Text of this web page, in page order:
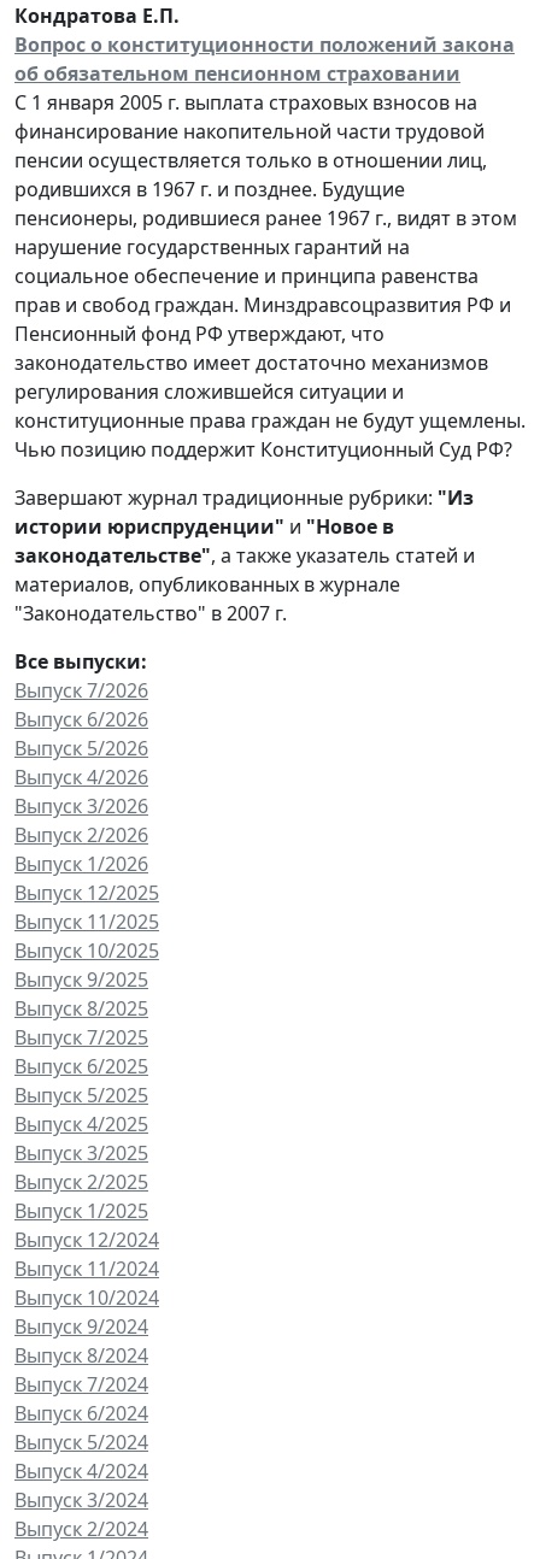
Кондратова Е.П.
Вопрос о конституционности положений закона
об обязательном пенсионном страховании
С 1 января 2005 г. выплата страховых взносов на
финансирование накопительной части трудовой
пенсии осуществляется только в отношении лиц,
родившихся в 1967 г. и позднее. Будущие
пенсионеры, родившиеся ранее 1967 г., видят в этом
нарушение государственных гарантий на
социальное обеспечение и принципа равенства
прав и свобод граждан. Минздравсоцразвития РФ и
Пенсионный фонд РФ утверждают, что
законодательство имеет достаточно механизмов
регулирования сложившейся ситуации и
конституционные права граждан не будут ущемлены.
Чью позицию поддержит Конституционный Суд РФ?
Завершают журнал традиционные рубрики: "Из
истории юриспруденции" и "Новое в
законодательстве", а также указатель статей и
материалов, опубликованных в журнале
"Законодательство" в 2007 г.
Все выпуски:
Выпуск 7/2026
Выпуск 6/2026
Выпуск 5/2026
Выпуск 4/2026
Выпуск 3/2026
Выпуск 2/2026
Выпуск 1/2026
Выпуск 12/2025
Выпуск 11/2025
Выпуск 10/2025
Выпуск 9/2025
Выпуск 8/2025
Выпуск 7/2025
Выпуск 6/2025
Выпуск 5/2025
Выпуск 4/2025
Выпуск 3/2025
Выпуск 2/2025
Выпуск 1/2025
Выпуск 12/2024
Выпуск 11/2024
Выпуск 10/2024
Выпуск 9/2024
Выпуск 8/2024
Выпуск 7/2024
Выпуск 6/2024
Выпуск 5/2024
Выпуск 4/2024
Выпуск 3/2024
Выпуск 2/2024